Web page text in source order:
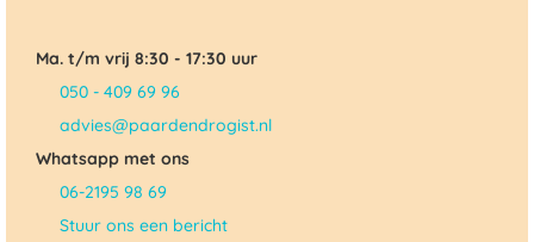
Ma. t/m vrij 8:30 - 17:30 uur
050 - 409 69 96
advies@paardendrogist.nl
Whatsapp met ons
06-2195 98 69
Stuur ons een bericht